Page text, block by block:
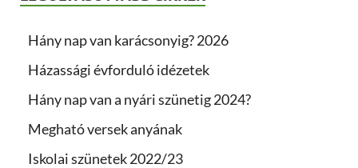
Hány nap van karácsonyig? 2026
Házassági évforduló idézetek
Hány nap van a nyári szünetig 2024?
Megható versek anyának
Iskolai szünetek 2022/23